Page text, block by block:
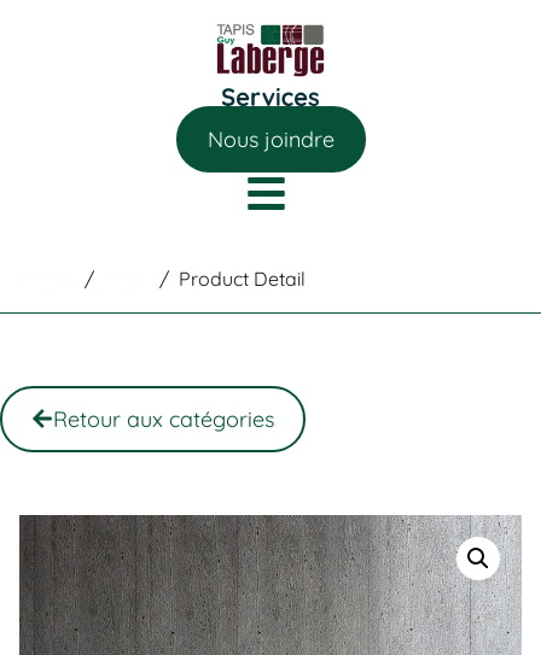
Nous joindre
/ / Product Detail
Retour aux catégories